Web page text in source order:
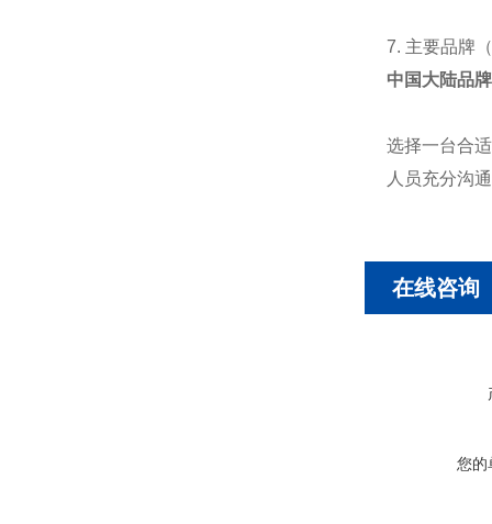
7. 主要品牌
中国大陆品牌
选择一台合
人员充分沟
在线咨询
您的